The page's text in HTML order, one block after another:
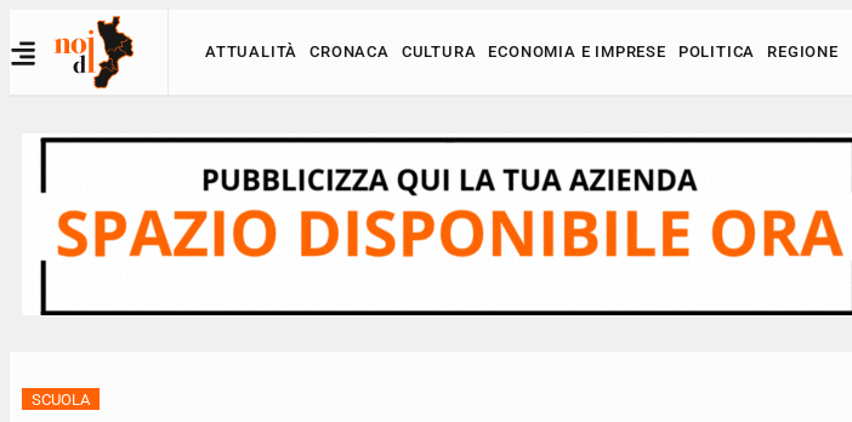
ATTUALITÀ CRONACA CULTURA ECONOMIA E IMPRESE POLITICA REGIONE
SCUOLA